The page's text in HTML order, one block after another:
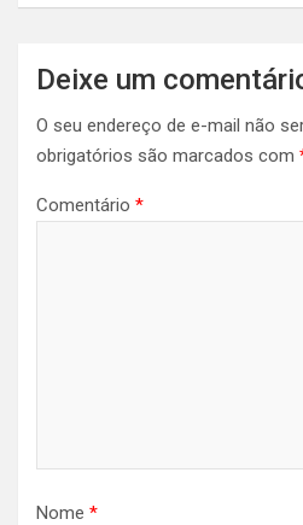
Deixe um
O seu endereço de e-mail não
obrigatórios são marcados com
Comentário *
Nome *